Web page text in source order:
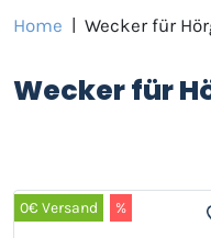
Home | Wecker für
Wecker für
0€ Versand %